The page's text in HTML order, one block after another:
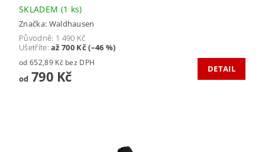
SKLADEM (1 ks)
Značka: Waldhausen
Původně: 1 490 Kč
Ušetříte:až 700 Kč (–46 %)
od 652,89 Kč bez DPH
od790 Kč DETAIL